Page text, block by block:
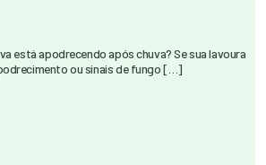
está apodrecendo após chuva? Se sua lavoura
ou sinais de fungo […]